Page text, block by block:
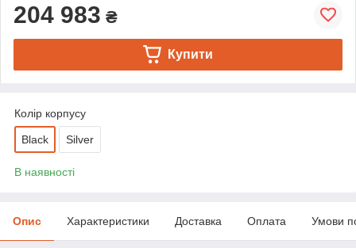
204 983 ₴
Купити
Колір корпусу
Black Silver
В наявності
Опис Характеристики Доставка Оплата Умови